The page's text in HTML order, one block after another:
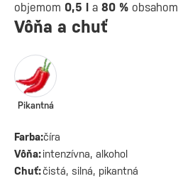
objemom 0,5 l a 80 %
Vôňa a chuť
Farba:číra
Vôňa:intenzívna, alkohol
Chuť:čistá, silná, pikantná
Pikantná